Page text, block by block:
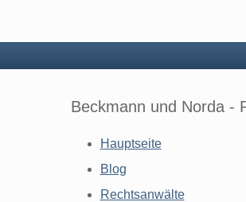
Beckmann und Norda -
Hauptseite
Blog
Rechtsanwälte